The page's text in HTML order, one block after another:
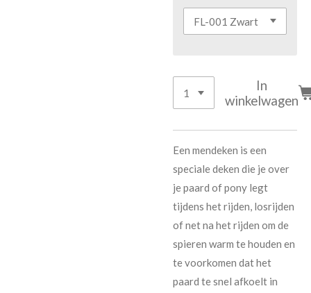
In
winkelwagen
Een mendeken is een
speciale deken die je over
je paard of pony legt
tijdens het rijden, losrijden
of net na het rijden om de
spieren warm te houden en
te voorkomen dat het
paard te snel afkoelt in